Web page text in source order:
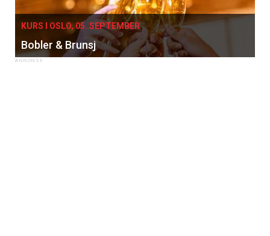
KURS I OSLO, 05. SEPTEMBER
Bobler & Brunsj